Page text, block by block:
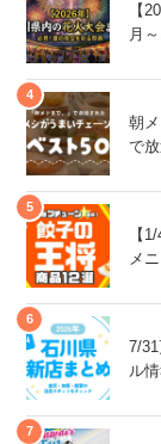
【
月
朝
で
【
メ
7/
ル